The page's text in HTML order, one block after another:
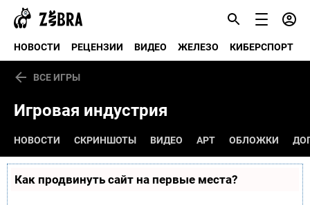
НОВОСТИ РЕЦЕНЗИИ ВИДЕО ЖЕЛЕЗО КИБЕРСПОРТ
ВСЕ ИГРЫ
Игровая индустрия
НОВОСТИ СКРИНШОТЫ ВИДЕО АРТ ОБЛОЖКИ
Как продвинуть сайт на первые места?